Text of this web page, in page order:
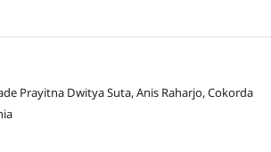
Prayitna Dwitya Suta, Anis Raharjo, Cokorda